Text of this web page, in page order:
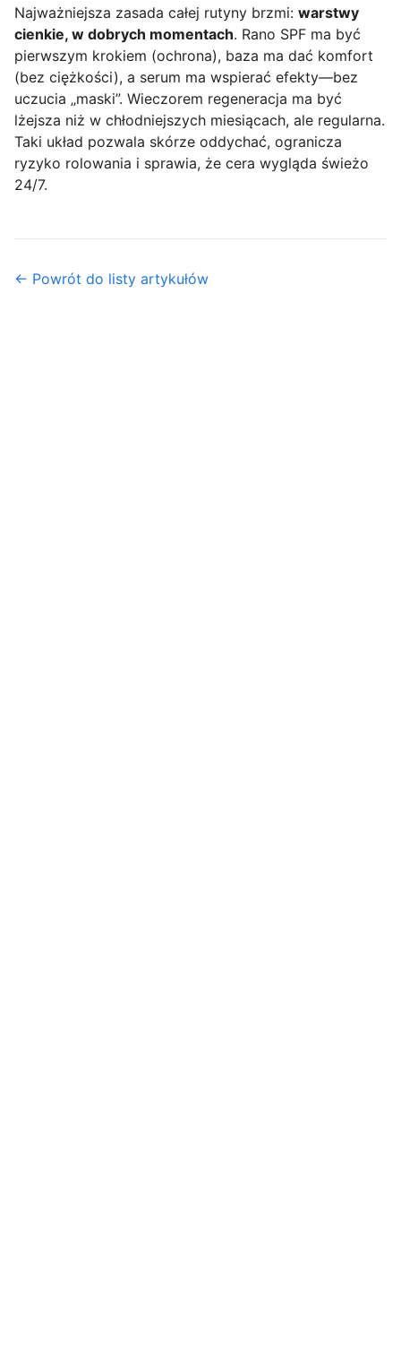
Najważniejsza zasada całej rutyny brzmi: warstwy
cienkie, w dobrych momentach. Rano SPF ma być
pierwszym krokiem (ochrona), baza ma dać komfort
(bez ciężkości), a serum ma wspierać efekty—bez
uczucia „maski”. Wieczorem regeneracja ma być
lżejsza niż w chłodniejszych miesiącach, ale regularna.
Taki układ pozwala skórze oddychać, ogranicza
ryzyko rolowania i sprawia, że cera wygląda świeżo
24/7.
← Powrót do listy artykułów